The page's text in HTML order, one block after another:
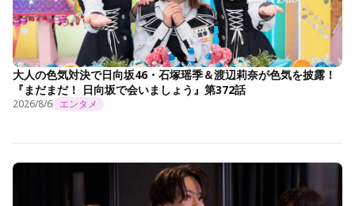
大人の色気対決で日向坂46・石塚瑶季＆渡辺莉奈が色気を披露！
『まだまだ！ 日向坂で会いましょう』第372話
2026/8/6 エンタメ